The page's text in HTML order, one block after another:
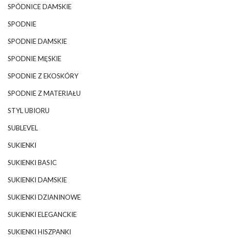
SPÓDNICE DAMSKIE
SPODNIE
SPODNIE DAMSKIE
SPODNIE MĘSKIE
SPODNIE Z EKOSKÓRY
SPODNIE Z MATERIAŁU
STYL UBIORU
SUBLEVEL
SUKIENKI
SUKIENKI BASIC
SUKIENKI DAMSKIE
SUKIENKI DZIANINOWE
SUKIENKI ELEGANCKIE
SUKIENKI HISZPANKI